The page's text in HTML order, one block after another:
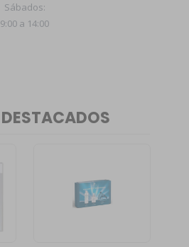
Sábados:
9:00 a 14:00